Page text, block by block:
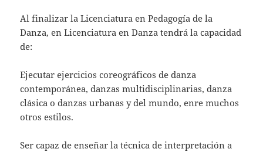
Al finalizar la Licenciatura en Pedagogía de la
Danza, en Licenciatura en Danza tendrá la capacidad
de:
Ejecutar ejercicios coreográficos de danza
contemporánea, danzas multidisciplinarias, danza
clásica o danzas urbanas y del mundo, enre muchos
otros estilos.
Ser capaz de enseñar la técnica de interpretación a